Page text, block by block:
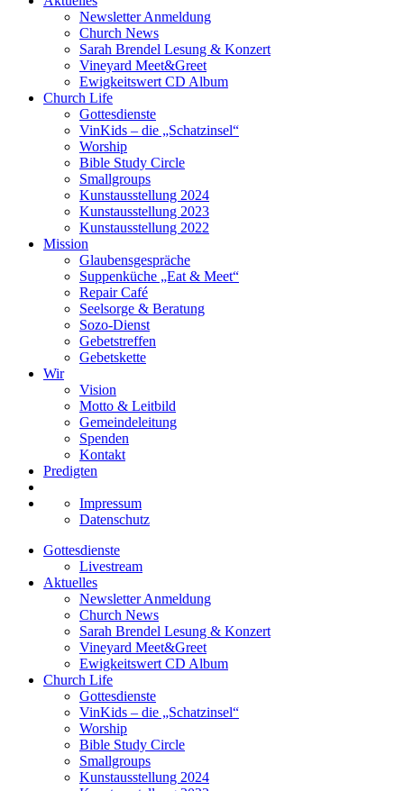
Newsletter Anmeldung
Church News
Sarah Brendel Lesung & Konzert
Vineyard Meet&Greet
Ewigkeitswert CD Album
Church Life
Gottesdienste
VinKids – die „Schatzinsel“
Worship
Bible Study Circle
Smallgroups
Kunstausstellung 2024
Kunstausstellung 2023
Kunstausstellung 2022
Mission
Glaubensgespräche
Suppenküche „Eat & Meet“
Repair Café
Seelsorge & Beratung
Sozo-Dienst
Gebetstreffen
Gebetskette
Wir
Vision
Motto & Leitbild
Gemeindeleitung
Spenden
Kontakt
Predigten
Impressum
Datenschutz
Gottesdienste
Livestream
Aktuelles
Newsletter Anmeldung
Church News
Sarah Brendel Lesung & Konzert
Vineyard Meet&Greet
Ewigkeitswert CD Album
Church Life
Gottesdienste
VinKids – die „Schatzinsel“
Worship
Bible Study Circle
Smallgroups
Kunstausstellung 2024